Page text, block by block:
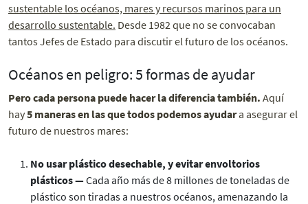
sustentable los océanos, mares y recursos marinos para un
desarrollo sustentable. Desde 1982 que no se convocaban
tantos Jefes de Estado para discutir el futuro de los océanos.
Océanos en peligro: 5 formas de ayudar
Pero cada persona puede hacer la diferencia también. Aquí
hay5 maneras en las que todos podemos ayudara asegurar el
futuro de nuestros mares:
No usar plástico desechable, y evitar envoltorios
plásticos —Cada año más de 8 millones de toneladas de
plástico son tiradas a nuestros océanos, amenazando la